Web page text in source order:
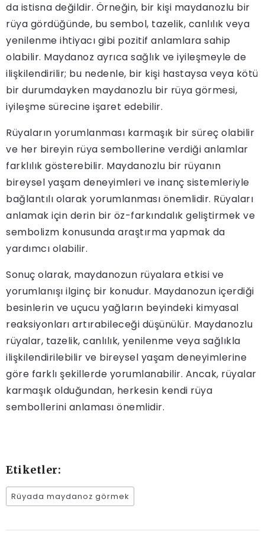
da istisna değildir. Örneğin, bir kişi maydanozlu bir
rüya gördüğünde, bu sembol, tazelik, canlılık veya
yenilenme ihtiyacı gibi pozitif anlamlara sahip
olabilir. Maydanoz ayrıca sağlık ve iyileşmeyle de
ilişkilendirilir; bu nedenle, bir kişi hastaysa veya kötü
bir durumdayken maydanozlu bir rüya görmesi,
iyileşme sürecine işaret edebilir.
Rüyaların yorumlanması karmaşık bir süreç olabilir
ve her bireyin rüya sembollerine verdiği anlamlar
farklılık gösterebilir. Maydanozlu bir rüyanın
bireysel yaşam deneyimleri ve inanç sistemleriyle
bağlantılı olarak yorumlanması önemlidir. Rüyaları
anlamak için derin bir öz-farkındalık geliştirmek ve
sembolizm konusunda araştırma yapmak da
yardımcı olabilir.
Sonuç olarak, maydanozun rüyalara etkisi ve
yorumlanışı ilginç bir konudur. Maydanozun içerdiği
besinlerin ve uçucu yağların beyindeki kimyasal
reaksiyonları artırabileceği düşünülür. Maydanozlu
rüyalar, tazelik, canlılık, yenilenme veya sağlıkla
ilişkilendirilebilir ve bireysel yaşam deneyimlerine
göre farklı şekillerde yorumlanabilir. Ancak, rüyalar
karmaşık olduğundan, herkesin kendi rüya
sembollerini anlaması önemlidir.
Etiketler:
Rüyada maydanoz görmek